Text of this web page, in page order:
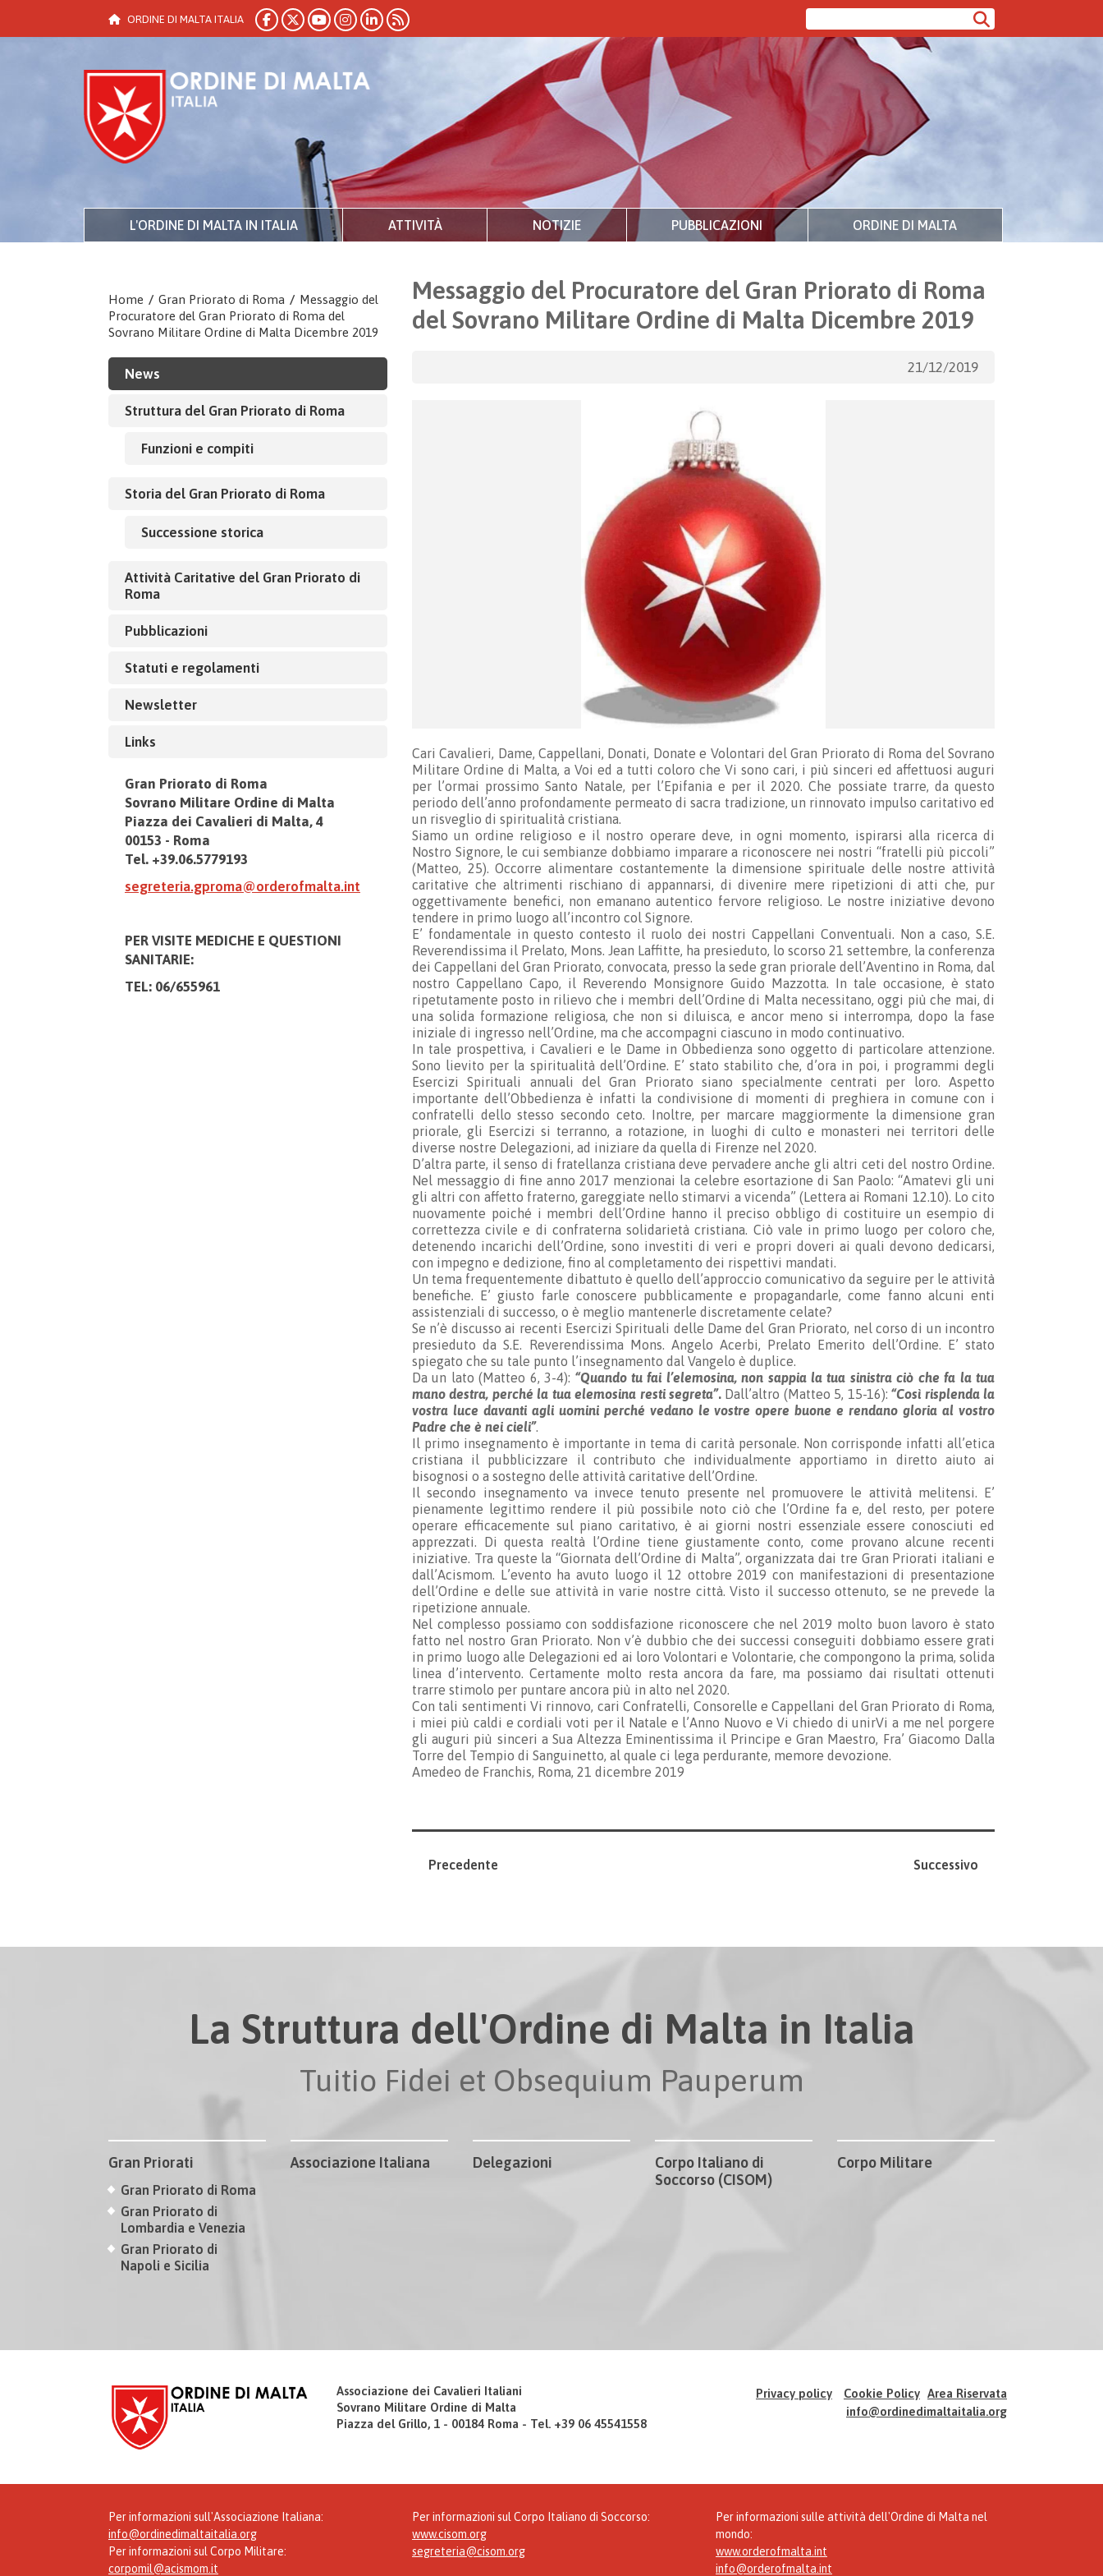
ORDINE DI MALTA ITALIA
L'ORDINE DI MALTA IN ITALIA ATTIVITÀ NOTIZIE PUBBLICAZIONI ORDINE DI MALTA
Home / Gran Priorato di Roma / Messaggio del
Procuratore del Gran Priorato di Roma del
Sovrano Militare Ordine di Malta Dicembre 2019
News
Struttura del Gran Priorato di Roma
Funzioni e compiti
Storia del Gran Priorato di Roma
Successione storica
Attività Caritative del Gran Priorato di
Roma
Pubblicazioni
Statuti e regolamenti
Newsletter
Links
Gran Priorato di Roma
Sovrano Militare Ordine di Malta
Piazza dei Cavalieri di Malta, 4
00153 - Roma
Tel. +39.06.5779193
segreteria.gproma@orderofmalta.int
PER VISITE MEDICHE E QUESTIONI
SANITARIE:
TEL: 06/655961
Messaggio del Procuratore del Gran Priorato di Roma
del Sovrano Militare Ordine di Malta Dicembre 2019
21/12/2019
Cari Cavalieri, Dame, Cappellani, Donati, Donate e Volontari del Gran Priorato di Roma del Sovrano
Militare Ordine di Malta, a Voi ed a tutti coloro che Vi sono cari, i più sinceri ed affettuosi auguri
per l’ormai prossimo Santo Natale, per l’Epifania e per il 2020. Che possiate trarre, da questo
periodo dell’anno profondamente permeato di sacra tradizione, un rinnovato impulso caritativo ed
un risveglio di spiritualità cristiana.
Siamo un ordine religioso e il nostro operare deve, in ogni momento, ispirarsi alla ricerca di
Nostro Signore, le cui sembianze dobbiamo imparare a riconoscere nei nostri “fratelli più piccoli”
(Matteo, 25). Occorre alimentare costantemente la dimensione spirituale delle nostre attività
caritative che altrimenti rischiano di appannarsi, di divenire mere ripetizioni di atti che, pur
oggettivamente benefici, non emanano autentico fervore religioso. Le nostre iniziative devono
tendere in primo luogo all’incontro col Signore.
E’ fondamentale in questo contesto il ruolo dei nostri Cappellani Conventuali. Non a caso, S.E.
Reverendissima il Prelato, Mons. Jean Laffitte, ha presieduto, lo scorso 21 settembre, la conferenza
dei Cappellani del Gran Priorato, convocata, presso la sede gran priorale dell’Aventino in Roma, dal
nostro Cappellano Capo, il Reverendo Monsignore Guido Mazzotta. In tale occasione, è stato
ripetutamente posto in rilievo che i membri dell’Ordine di Malta necessitano, oggi più che mai, di
una solida formazione religiosa, che non si diluisca, e ancor meno si interrompa, dopo la fase
iniziale di ingresso nell’Ordine, ma che accompagni ciascuno in modo continuativo.
In tale prospettiva, i Cavalieri e le Dame in Obbedienza sono oggetto di particolare attenzione.
Sono lievito per la spiritualità dell’Ordine. E’ stato stabilito che, d’ora in poi, i programmi degli
Esercizi Spirituali annuali del Gran Priorato siano specialmente centrati per loro. Aspetto
importante dell’Obbedienza è infatti la condivisione di momenti di preghiera in comune con i
confratelli dello stesso secondo ceto. Inoltre, per marcare maggiormente la dimensione gran
priorale, gli Esercizi si terranno, a rotazione, in luoghi di culto e monasteri nei territori delle
diverse nostre Delegazioni, ad iniziare da quella di Firenze nel 2020.
D’altra parte, il senso di fratellanza cristiana deve pervadere anche gli altri ceti del nostro Ordine.
Nel messaggio di fine anno 2017 menzionai la celebre esortazione di San Paolo: “Amatevi gli uni
gli altri con affetto fraterno, gareggiate nello stimarvi a vicenda” (Lettera ai Romani 12.10). Lo cito
nuovamente poiché i membri dell’Ordine hanno il preciso obbligo di costituire un esempio di
correttezza civile e di confraterna solidarietà cristiana. Ciò vale in primo luogo per coloro che,
detenendo incarichi dell’Ordine, sono investiti di veri e propri doveri ai quali devono dedicarsi,
con impegno e dedizione, fino al completamento dei rispettivi mandati.
Un tema frequentemente dibattuto è quello dell’approccio comunicativo da seguire per le attività
benefiche. E’ giusto farle conoscere pubblicamente e propagandarle, come fanno alcuni enti
assistenziali di successo, o è meglio mantenerle discretamente celate?
Se n’è discusso ai recenti Esercizi Spirituali delle Dame del Gran Priorato, nel corso di un incontro
presieduto da S.E. Reverendissima Mons. Angelo Acerbi, Prelato Emerito dell’Ordine. E’ stato
spiegato che su tale punto l’insegnamento dal Vangelo è duplice.
Da un lato (Matteo 6, 3-4): “Quando tu fai l’elemosina, non sappia la tua sinistra ciò che fa la tua
mano destra, perché la tua elemosina resti segreta”. Dall’altro (Matteo 5, 15-16):“Così risplenda la
vostra luce davanti agli uomini perché vedano le vostre opere buone e rendano gloria al vostro
Padre che è nei cieli”.
Il primo insegnamento è importante in tema di carità personale. Non corrisponde infatti all’etica
cristiana il pubblicizzare il contributo che individualmente apportiamo in diretto aiuto ai
bisognosi o a sostegno delle attività caritative dell’Ordine.
Il secondo insegnamento va invece tenuto presente nel promuovere le attività melitensi. E’
pienamente legittimo rendere il più possibile noto ciò che l’Ordine fa e, del resto, per potere
operare efficacemente sul piano caritativo, è ai giorni nostri essenziale essere conosciuti ed
apprezzati. Di questa realtà l’Ordine tiene giustamente conto, come provano alcune recenti
iniziative. Tra queste la “Giornata dell’Ordine di Malta”, organizzata dai tre Gran Priorati italiani e
dall’Acismom. L’evento ha avuto luogo il 12 ottobre 2019 con manifestazioni di presentazione
dell’Ordine e delle sue attività in varie nostre città. Visto il successo ottenuto, se ne prevede la
ripetizione annuale.
Nel complesso possiamo con soddisfazione riconoscere che nel 2019 molto buon lavoro è stato
fatto nel nostro Gran Priorato. Non v’è dubbio che dei successi conseguiti dobbiamo essere grati
in primo luogo alle Delegazioni ed ai loro Volontari e Volontarie, che compongono la prima, solida
linea d’intervento. Certamente molto resta ancora da fare, ma possiamo dai risultati ottenuti
trarre stimolo per puntare ancora più in alto nel 2020.
Con tali sentimenti Vi rinnovo, cari Confratelli, Consorelle e Cappellani del Gran Priorato di Roma,
i miei più caldi e cordiali voti per il Natale e l’Anno Nuovo e Vi chiedo di unirVi a me nel porgere
gli auguri più sinceri a Sua Altezza Eminentissima il Principe e Gran Maestro, Fra’ Giacomo Dalla
Torre del Tempio di Sanguinetto, al quale ci lega perdurante, memore devozione.
Amedeo de Franchis, Roma, 21 dicembre 2019
Precedente Successivo
La Struttura dell'Ordine di Malta in Italia
Tuitio Fidei et Obsequium Pauperum
Gran Priorati
Gran Priorato di Roma
Gran Priorato di
Lombardia e Venezia
Gran Priorato di
Napoli e Sicilia
Associazione Italiana Delegazioni
Corpo Italiano di
Soccorso (CISOM)
Corpo Militare
Associazione dei Cavalieri Italiani
Sovrano Militare Ordine di Malta
Piazza del Grillo, 1 - 00184 Roma - Tel. +39 06 45541558
Privacy policy Cookie Policy Area Riservata
info@ordinedimaltaitalia.org
Per informazioni sull'Associazione Italiana:
info@ordinedimaltaitalia.org
Per informazioni sul Corpo Militare:
corpomil@acismom.it
Per informazioni sul Corpo Italiano di Soccorso:
www.cisom.org
segreteria@cisom.org
Per informazioni sulle attività dell'Ordine di Malta nel
mondo:
www.orderofmalta.int
info@orderofmalta.int